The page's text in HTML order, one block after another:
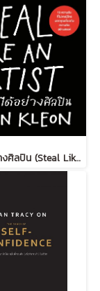
ขโมยให้ได้อย่างศิลปิน (Steal Like an Artist) (ฉบับปรับปรุง)